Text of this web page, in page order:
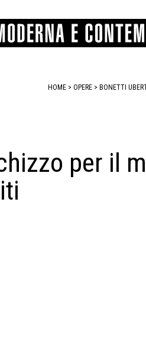
MASCHIETTO
PARISI
PIERACCINI
HOME > OPERE > BONETTI
per il